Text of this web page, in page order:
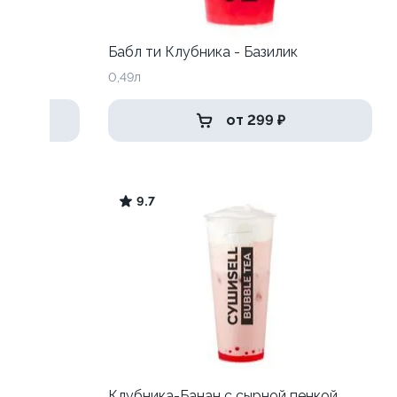
Бабл ти Клубника - Базилик
0,49л
от 299 ₽
9.7